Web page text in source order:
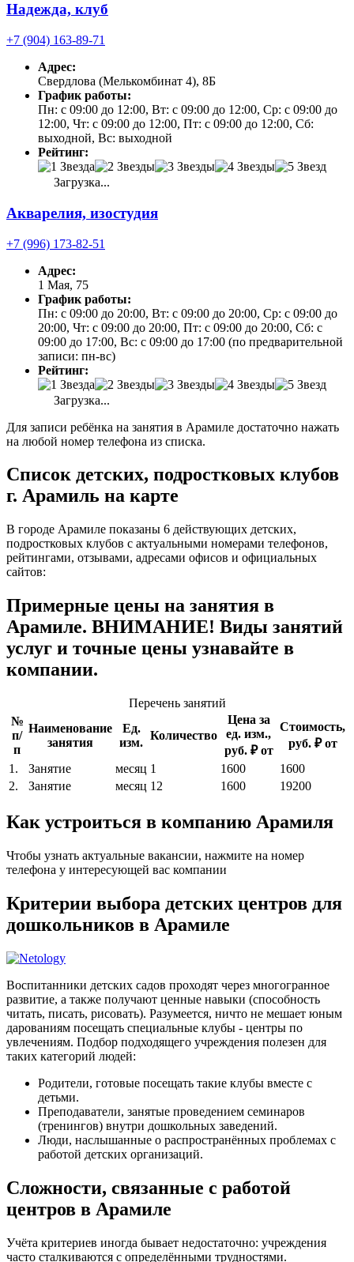
Надежда, клуб
+7 (904) 163-89-71
Адрес:
Свердлова (Мелькомбинат 4), 8Б
График работы:
Пн: с 09:00 до 12:00, Вт: с 09:00 до 12:00, Ср: с 09:00 до
12:00, Чт: с 09:00 до 12:00, Пт: с 09:00 до 12:00, Сб:
выходной, Вс: выходной
Рейтинг:
Загрузка...
Акварелия, изостудия
+7 (996) 173-82-51
Адрес:
1 Мая, 75
График работы:
Пн: с 09:00 до 20:00, Вт: с 09:00 до 20:00, Ср: с 09:00 до
20:00, Чт: с 09:00 до 20:00, Пт: с 09:00 до 20:00, Сб: с
09:00 до 17:00, Вс: с 09:00 до 17:00 (по предварительной
записи: пн-вс)
Рейтинг:
Загрузка...
Для записи ребёнка на занятия в Арамиле достаточно нажать
на любой номер телефона из списка.
Список детских, подростковых клубов
г. Арамиль на карте
В городе Арамиле показаны 6 действующих детских,
подростковых клубов с актуальными номерами телефонов,
рейтингами, отзывами, адресами офисов и официальных
сайтов:
Примерные цены на занятия в
Арамиле. ВНИМАНИЕ! Виды занятий
услуг и точные цены узнавайте в
компании.
Перечень занятий
№
п/
п
Наименование
занятия
Ед.
изм.
Количество
Цена за
ед. изм.,
руб. ₽ от
Стоимость,
руб. ₽ от
1.
Занятие месяц 1 1600
1600
2.
Занятие месяц 12 1600 19200
Как устроиться в компанию Арамиля
Чтобы узнать актуальные вакансии, нажмите на номер
телефона у интересующей вас компании
Критерии выбора детских центров для
дошкольников в Арамиле
Воспитанники детских садов проходят через многогранное
развитие, а также получают ценные навыки (способность
читать, писать, рисовать). Разумеется, ничто не мешает юным
дарованиям посещать специальные клубы - центры по
увлечениям. Подбор подходящего учреждения полезен для
таких категорий людей:
Родители, готовые посещать такие клубы вместе с
детьми.
Преподаватели, занятые проведением семинаров
(тренингов) внутри дошкольных заведений.
Люди, наслышанные о распространённых проблемах с
работой детских организаций.
Сложности, связанные с работой
центров в Арамиле
Учёта критериев иногда бывает недостаточно: учреждения
часто сталкиваются с определёнными трудностями.